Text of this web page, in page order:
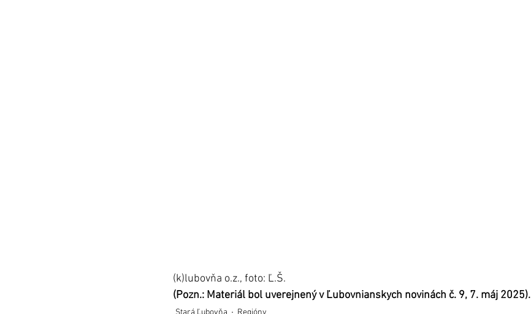
(k)lubovňa o.z., foto: Ľ.Š.
(Pozn.: Materiál bol uverejnený v Ľubovnianskych novinách č. 9, 7. máj 2025).